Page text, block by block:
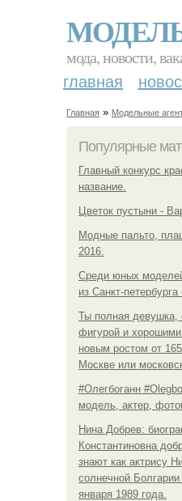
мода, новости,
главная
Главная » Модельные
Популярные
Главный конкурс
название.
Цветок пустыни -
Модные пальто,
2016.
Среди юных
из Санкт-петербурга
Ты полная девушка,
фигурой и
новым ростом от
Москве или
#Олегбоганн
модель, актер,
Нина Добрев:
Константиновна
знают как актрису
солнечной
января 1989 года.